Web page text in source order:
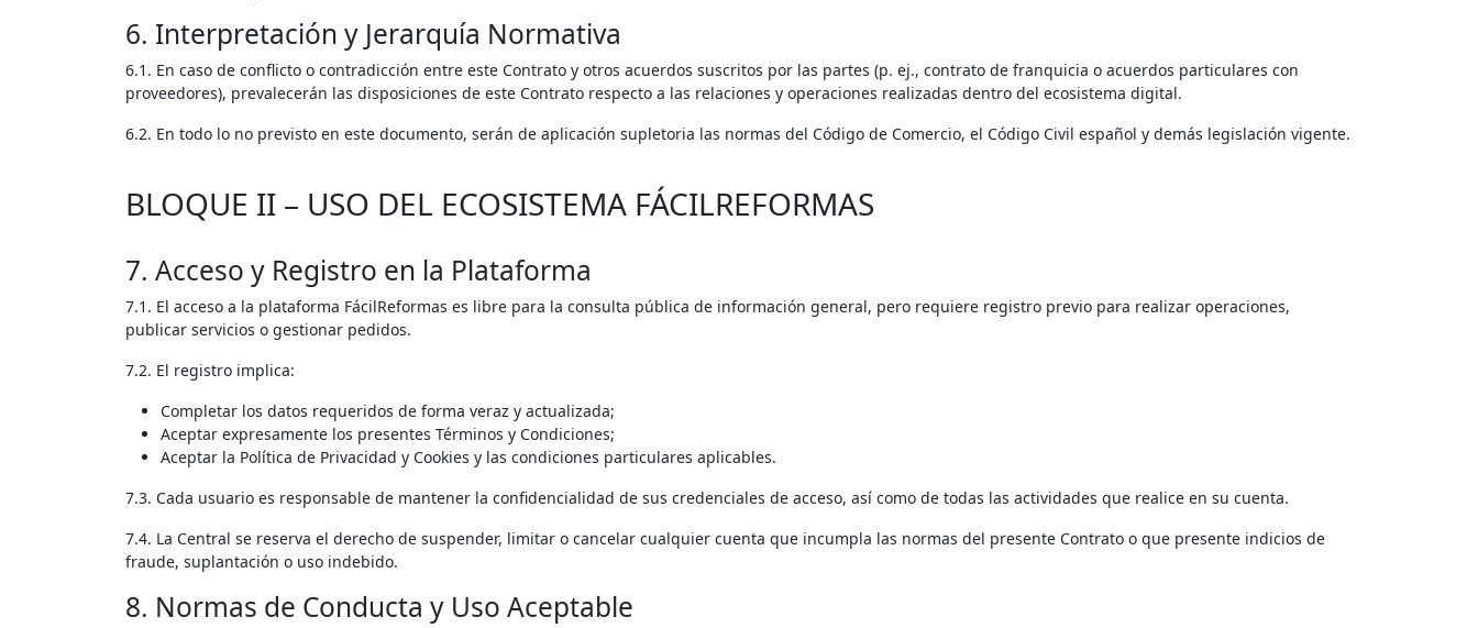
6. Interpretación y Jerarquía Normativa
6.1. En caso de conflicto o contradicción entre este Contrato y otros acuerdos suscritos por las partes (p. ej., contrato de franquicia o acuerdos particulares con
proveedores), prevalecerán las disposiciones de este Contrato respecto a las relaciones y operaciones realizadas dentro del ecosistema digital.
6.2. En todo lo no previsto en este documento, serán de aplicación supletoria las normas del Código de Comercio, el Código Civil español y demás legislación vigente.
BLOQUE II – USO DEL ECOSISTEMA FÁCILREFORMAS
7. Acceso y Registro en la Plataforma
7.1. El acceso a la plataforma FácilReformas es libre para la consulta pública de información general, pero requiere registro previo para realizar operaciones,
publicar servicios o gestionar pedidos.
7.2. El registro implica:
Completar los datos requeridos de forma veraz y actualizada;
Aceptar expresamente los presentes Términos y Condiciones;
Aceptar la Política de Privacidad y Cookies y las condiciones particulares aplicables.
7.3. Cada usuario es responsable de mantener la confidencialidad de sus credenciales de acceso, así como de todas las actividades que realice en su cuenta.
7.4. La Central se reserva el derecho de suspender, limitar o cancelar cualquier cuenta que incumpla las normas del presente Contrato o que presente indicios de
fraude, suplantación o uso indebido.
8. Normas de Conducta y Uso Aceptable